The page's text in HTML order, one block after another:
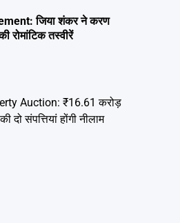
जिया शंकर ने करण
रोमांटिक तस्वीरें